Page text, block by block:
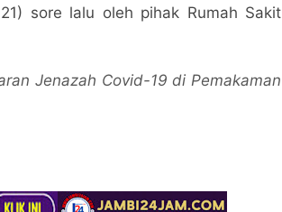
sore lalu oleh pihak Rumah Sakit
Jenazah Covid-19 di Pemakaman